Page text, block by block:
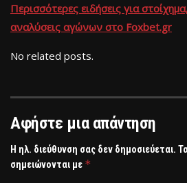
Περισσότερες ειδήσεις για
αναλύσεις αγώνων στο Foxbet.gr
No related posts.
Αφήστε μια απάντηση
Η ηλ. διεύθυνση σας δεν δημοσιεύεται.
σημειώνονται με *